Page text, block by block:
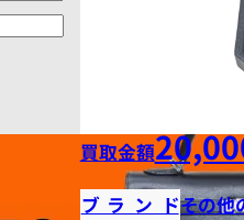
買取金額
ブランドその他